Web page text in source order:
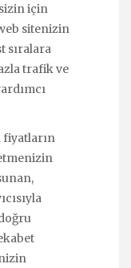
için
sitenizin
sıralara
trafik ve
fiyatların